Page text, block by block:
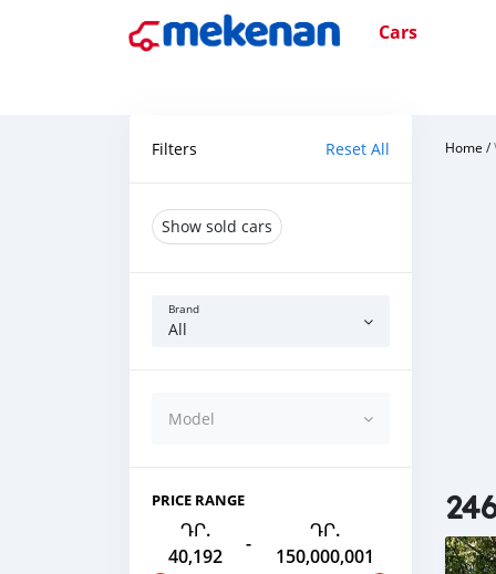
Cars
Filters Reset All
Show sold cars
Brand
All
Model
PRICE RANGE
ԴՐ.
40,192
-
ԴՐ.
150,000,001
Home /